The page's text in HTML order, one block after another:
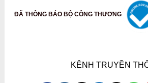
ĐÃ THÔNG BÁO BỘ CÔNG THƯƠNG
KÊNH TRUYỀN